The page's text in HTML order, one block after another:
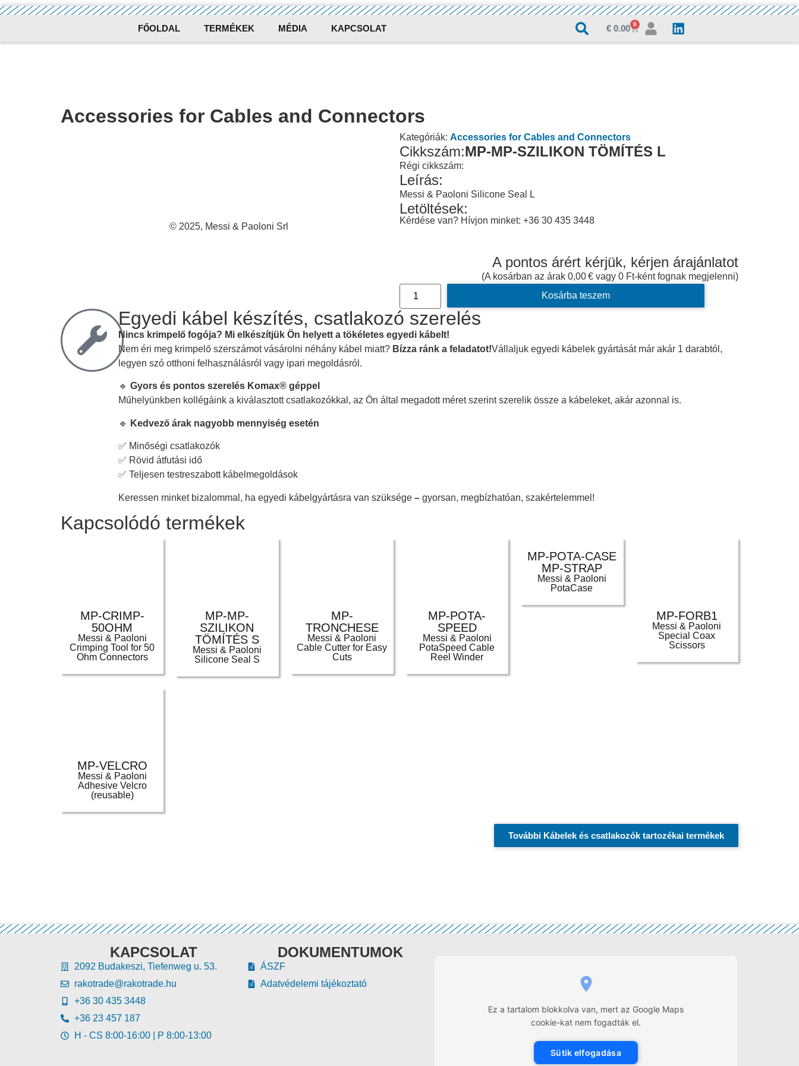
FŐOLDAL TERMÉKEK MÉDIA KAPCSOLAT € 0.00 0
Accessories for Cables and Connectors
© 2025, Messi & Paoloni Srl
Kategóriák: Accessories for Cables and Connectors
Cikkszám:MP-MP-SZILIKON TÖMÍTÉS L
Régi cikkszám:
Leírás:
Messi & Paoloni Silicone Seal L
Letöltések:
Kérdése van? Hívjon minket: +36 30 435 3448
A pontos árért kérjük, kérjen árajánlatot
(A kosárban az árak 0,00 € vagy 0 Ft-ként fognak megjelenni)
Kosárba teszem
Egyedi kábel készítés, csatlakozó szerelés
Nincs krimpelő fogója? Mi elkészítjük Ön helyett a tökéletes egyedi kábelt!
Nem éri meg krimpelő szerszámot vásárolni néhány kábel miatt? Bízza ránk a feladatot!Vállaljuk egyedi kábelek gyártását már akár 1 darabtól,
legyen szó otthoni felhasználásról vagy ipari megoldásról.
🔹 Gyors és pontos szerelés Komax® géppel
Műhelyünkben kollégáink a kiválasztott csatlakozókkal, az Ön által megadott méret szerint szerelik össze a kábeleket, akár azonnal is.
🔹 Kedvező árak nagyobb mennyiség esetén
✅ Minőségi csatlakozók
✅ Rövid átfutási idő
✅ Teljesen testreszabott kábelmegoldások
Keressen minket bizalommal, ha egyedi kábelgyártásra van szüksége –gyorsan, megbízhatóan, szakértelemmel!
Kapcsolódó termékek
MP-CRIMP-
50OHM
Messi & Paoloni
Crimping Tool for 50
Ohm Connectors
MP-MP-
SZILIKON
TÖMÍTÉS S
Messi & Paoloni
Silicone Seal S
MP-
TRONCHESE
Messi & Paoloni
Cable Cutter for Easy
Cuts
MP-POTA-
SPEED
Messi & Paoloni
PotaSpeed Cable
Reel Winder
MP-POTA-CASE
MP-STRAP
Messi & Paoloni
PotaCase
MP-FORB1
Messi & Paoloni
Special Coax
Scissors
MP-VELCRO
Messi & Paoloni
Adhesive Velcro
(reusable)
További Kábelek és csatlakozók tartozékai termékek
KAPCSOLAT
2092 Budakeszi, Tiefenweg u. 53.
rakotrade@rakotrade.hu
+36 30 435 3448
+36 23 457 187
H - CS 8:00-16:00 | P 8:00-13:00
DOKUMENTUMOK
ÁSZF
Adatvédelemi tájékoztató
Ez a tartalom blokkolva van, mert az Google Maps
cookie-kat nem fogadták el.
Sütik elfogadása